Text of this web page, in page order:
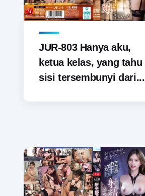
JUR-803 Hanya aku,
ketua kelas, yang tahu
sisi tersembunyi dari...